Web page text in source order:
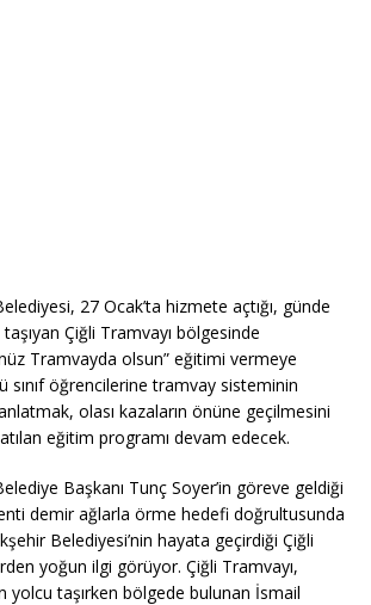
27 Ocak’ta hizmete açtığı, günde
Çiğli Tramvayı bölgesinde
Tramvayda olsun” eğitimi vermeye
sınıf öğrencilerine tramvay sisteminin
olası kazaların önüne geçilmesini
eğitim programı devam edecek.
Başkanı Tunç Soyer’in göreve geldiği
demir ağlarla örme hedefi doğrultusunda
Belediyesi’nin hayata geçirdiği Çiğli
yoğun ilgi görüyor. Çiğli Tramvayı,
yolcu taşırken bölgede bulunan İsmail